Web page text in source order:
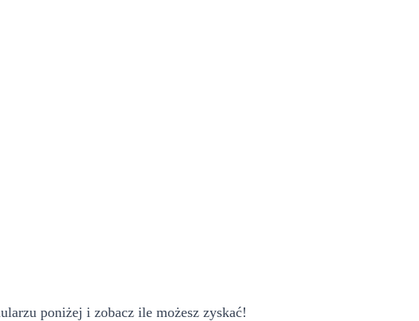
poniżej i zobacz ile możesz zyskać!